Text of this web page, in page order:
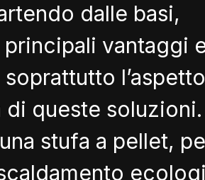
dalle basi,
vantaggi
di queste soluzioni.
stufa a pellet,